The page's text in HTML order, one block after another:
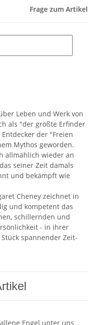
Frage zum Artikel
Leben und Werk von
als "der größte Erfinder
der "Freien
Mythos geworden.
allmählich wieder an
seiner Zeit damals
und bekämpft wie
Cheney zeichnet in
und kompetent das
schillernden und
- in ihrer
spannender Zeit-